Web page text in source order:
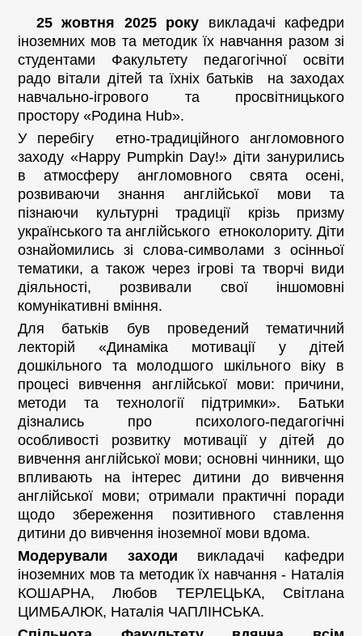
25 жовтня 2025 року викладачі кафедри
іноземних мов та методик їх навчання разом зі
студентами Факультету педагогічної освіти
радо вітали дітей та їхніх батьків на заходах
навчально-ігрового та просвітницького
простору «Родина Hub».
У перебігу етно-традиційного англомовного
заходу «Happy Pumpkin Day!» діти занурились
в атмосферу англомовного свята осені,
розвиваючи знання англійської мови та
пізнаючи культурні традиції крізь призму
українського та англійського етноколориту. Діти
ознайомились зі слова-символами з осінньої
тематики, а також через ігрові та творчі види
діяльності, розвивали свої іншомовні
комунікативні вміння.
Для батьків був проведений тематичний
лекторій «Динаміка мотивації у дітей
дошкільного та молодшого шкільного віку в
процесі вивчення англійської мови: причини,
методи та технології підтримки». Батьки
дізнались про психолого-педагогічні
особливості розвитку мотивації у дітей до
вивчення англійської мови; основні чинники, що
впливають на інтерес дитини до вивчення
англійської мови; отримали практичні поради
щодо збереження позитивного ставлення
дитини до вивчення іноземної мови вдома.
Модерували заходи викладачі кафедри
іноземних мов та методик їх навчання - Наталія
КОШАРНА, Любов ТЕРЛЕЦЬКА, Світлана
ЦИМБАЛЮК, Наталія ЧАПЛІНСЬКА.